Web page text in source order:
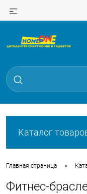
Каталог
Главная страница •
Фитнес-
Для клиентов всех
Разбейте
без
Сегодня